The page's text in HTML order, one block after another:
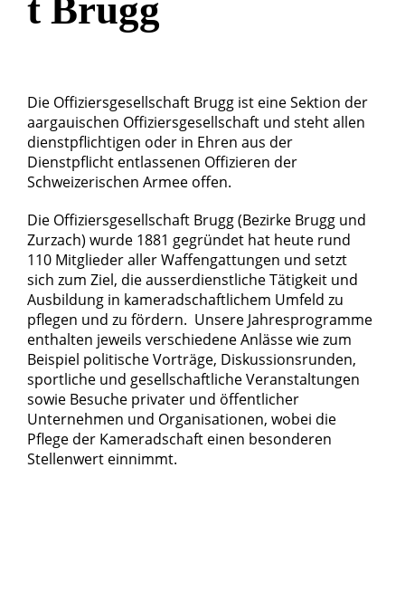
t Brugg
Die Offiziersgesellschaft Brugg ist eine Sektion der
aargauischen Offiziersgesellschaft und steht allen
dienstpflichtigen oder in Ehren aus der
Dienstpflicht entlassenen Offizieren der
Schweizerischen Armee offen.
Die Offiziersgesellschaft Brugg (Bezirke Brugg und
Zurzach) wurde 1881 gegründet hat heute rund
110 Mitglieder aller Waffengattungen und setzt
sich zum Ziel, die ausserdienstliche Tätigkeit und
Ausbildung in kameradschaftlichem Umfeld zu
pflegen und zu fördern. Unsere Jahresprogramme
enthalten jeweils verschiedene Anlässe wie zum
Beispiel politische Vorträge, Diskussionsrunden,
sportliche und gesellschaftliche Veranstaltungen
sowie Besuche privater und öffentlicher
Unternehmen und Organisationen, wobei die
Pflege der Kameradschaft einen besonderen
Stellenwert einnimmt.